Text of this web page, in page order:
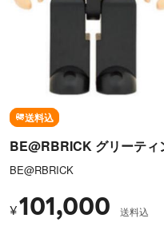
送料込
BE@RBRICK グリーティ
BE@RBRICK
¥101,000 送料込